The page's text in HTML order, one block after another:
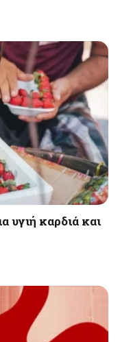
υγιή καρδιά και